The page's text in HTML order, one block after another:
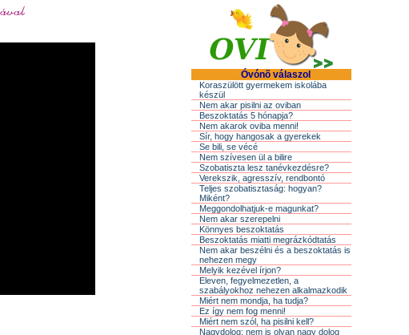
Óvónõ válaszol
Koraszülött gyermekem iskolába
készül
Nem akar pisilni az oviban
Beszoktatás 5 hónapja?
Nem akarok oviba menni!
Sír, hogy hangosak a gyerekek
Se bili, se vécé
Nem szívesen ül a bilire
Szobatiszta lesz tanévkezdésre?
Verekszik, agresszív, rendbontó
Teljes szobatisztaság: hogyan?
Miként?
Meggondolhatjuk-e magunkat?
Nem akar szerepelni
Könnyes beszoktatás
Beszoktatás miatti megrázkódtatás
Nem akar beszélni és a beszoktatás is
nehezen megy
Melyik kezével írjon?
Eleven, fegyelmezetlen, a
szabályokhoz nehezen alkalmazkodik
Miért nem mondja, ha tudja?
Ez így nem fog menni!
Miért nem szól, ha pisilni kell?
Nagydolog: nem is olyan nagy dolog